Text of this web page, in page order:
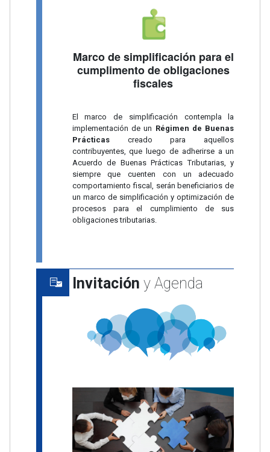
Marco de simplificación para el
cumplimento de obligaciones
fiscales
El marco de simplificación contempla la
implementación de un Régimen de Buenas
Prácticascreado para aquellos
contribuyentes, que luego de adherirse a un
Acuerdo de Buenas Prácticas Tributarias, y
siempre que cuenten con un adecuado
comportamiento fiscal, serán beneficiarios de
un marco de simplificación y optimización de
procesos para el cumplimiento de sus
obligaciones tributarias.
Invitación y Agenda